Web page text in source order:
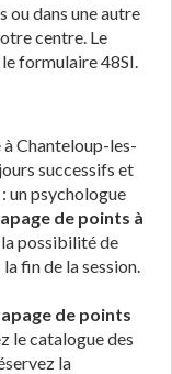
ou dans une autre
centre. Le
formulaire 48SI.
Chanteloup-les-
successifs et
un psychologue
de points à
possibilité de
fin de la session.
de points
le catalogue des
la